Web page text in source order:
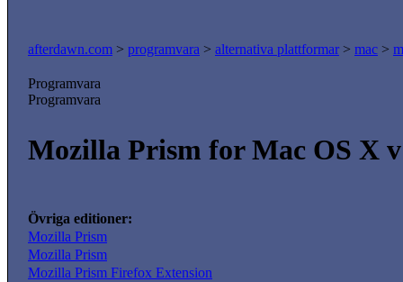
afterdawn.com > programvara > alternativa plattformar > mac >
Programvara
Programvara
Mozilla Prism for Mac OS X
Övriga editioner:
Mozilla Prism
Mozilla Prism
Mozilla Prism Firefox Extension